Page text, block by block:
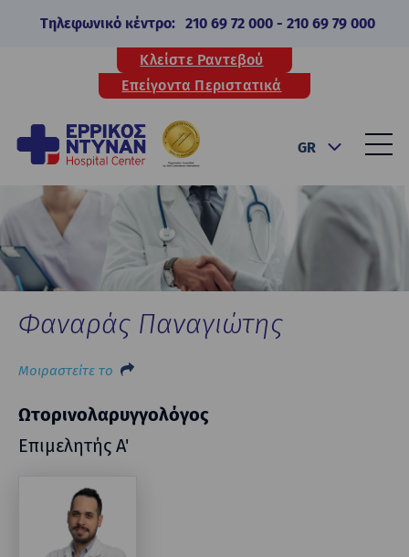
Τηλεφωνικό κέντρο: 210 69 72 000- 210 69 79 000
Κλείστε Ραντεβού
Επείγοντα Περιστατικά
GR
Φαναράς Παναγιώτης
Μοιραστείτε το
Ωτορινoλαρυγγολόγος
Επιμελητής Α'